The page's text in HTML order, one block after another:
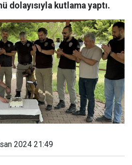
dolayısıyla kutlama yaptı.
2024 21:49